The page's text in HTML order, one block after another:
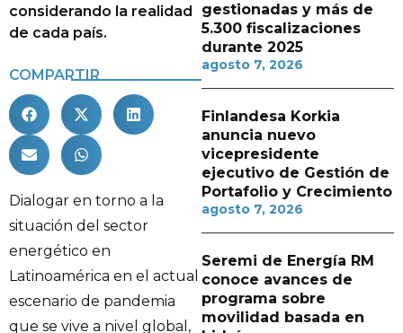
considerando la realidad
de cada país.
COMPARTIR
Dialogar en torno a la
situación del sector
energético en
Latinoamérica en el actual
escenario de pandemia
que se vive a nivel global,
gestionadas y más de
5.300 fiscalizaciones
durante 2025
agosto 7, 2026
Finlandesa Korkia
anuncia nuevo
vicepresidente
ejecutivo de Gestión de
Portafolio y Crecimiento
agosto 7, 2026
Seremi de Energía RM
conoce avances de
programa sobre
movilidad basada en